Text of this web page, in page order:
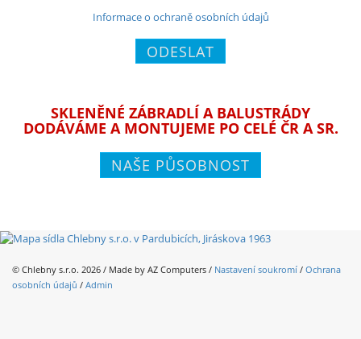
Informace o ochraně osobních údajů
ODESLAT
SKLENĚNÉ ZÁBRADLÍ A BALUSTRÁDY
DODÁVÁME A MONTUJEME PO CELÉ ČR A SR.
NAŠE PŮSOBNOST
© Chlebny s.r.o. 2026 / Made by AZ Computers / Nastavení soukromí / Ochrana
osobních údajů / Admin